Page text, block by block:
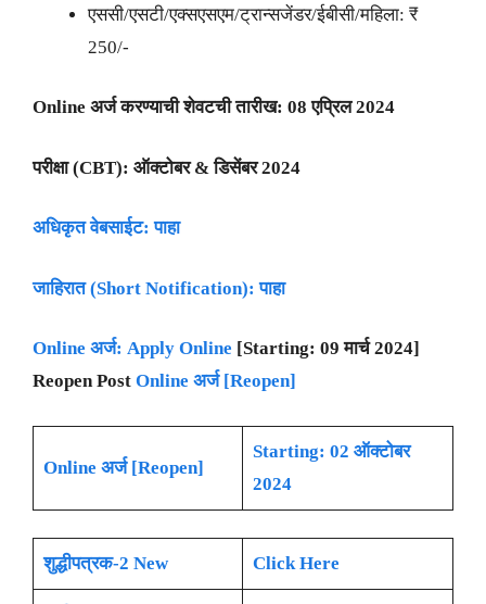
एससी/एसटी/एक्सएसएम/ट्रान्सजेंडर/ईबीसी/महिला: ₹
250/-
Online अर्ज करण्याची शेवटची तारीख: 08 एप्रिल 2024
परीक्षा (CBT): ऑक्टोबर & डिसेंबर 2024
अधिकृत वेबसाईट: पाहा
जाहिरात (Short Notification):पाहा
Online अर्ज: Apply Online [Starting: 09 मार्च 2024]
Reopen Post Online अर्ज [Reopen]
Online अर्ज [Reopen]
Starting: 02 ऑक्टोबर
2024
शुद्धीपत्रक-2 New Click Here